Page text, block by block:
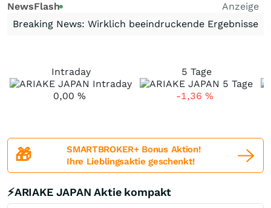
NewsFlash
Anzeige
Breaking News: Wirklich beeindruckende Ergebnisse
Intraday
0,00 %
5 Tage
-1,36 %
🎁
SMARTBROKER+ Bonus Aktion!
Ihre Lieblingsaktie geschenkt!
⚡ARIAKE JAPAN Aktie kompakt